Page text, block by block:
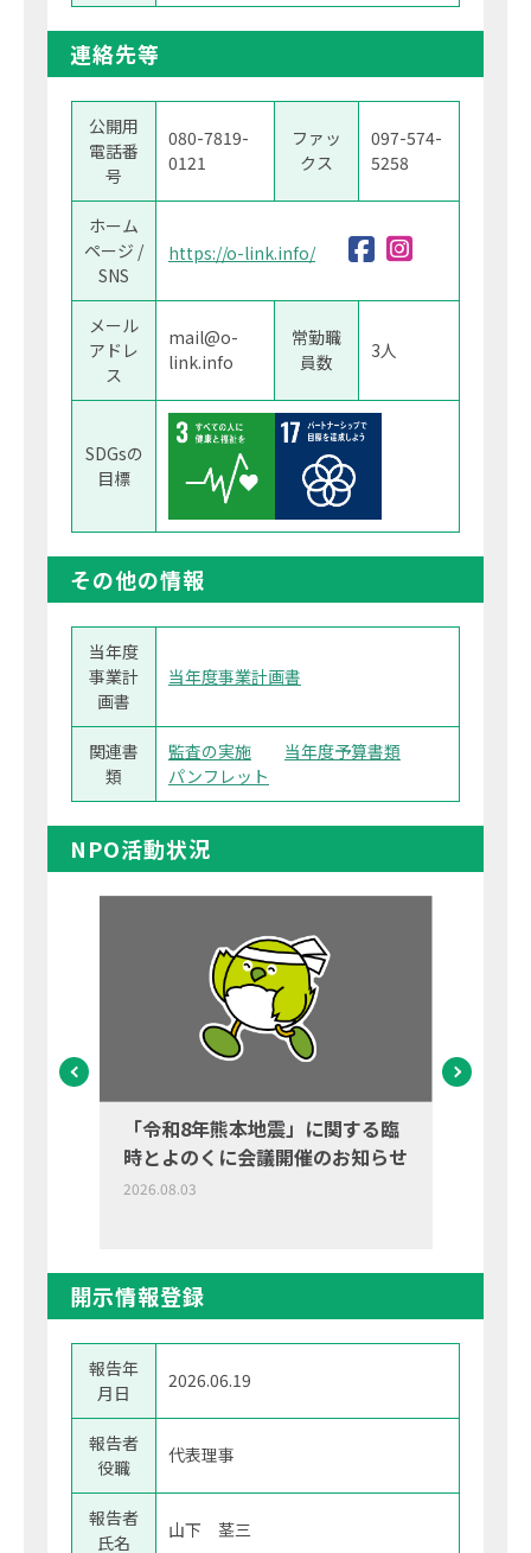
連絡先等
公開用
電話番
号
080-7819-
0121
ファッ
クス
097-574-
5258
ホーム
ページ /
SNS
https://o-link.info/
メール
アドレ
ス
mail@o-
link.info
常勤職
員数
3人
SDGsの
目標
その他の情報
当年度
事業計
画書
当年度事業計画書
関連書
類
監査の実施
当年度予算書類
パンフレット
NPO活動状況
「令和8年熊本地震」に関する臨
時とよのくに会議開催のお知らせ
2026.08.03
開示情報登録
報告年
月日
2026.06.19
報告者
役職
代表理事
報告者
氏名
山下 茎三